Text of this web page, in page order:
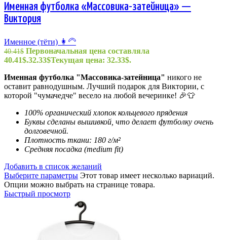
Именная футболка «Массовика-затейница» —
Виктория
Именное (тёти) 👩‍🦳
40.41$ Первоначальная цена составляла
40.41$.32.33$Текущая цена: 32.33$.
Именная футболка "Массовика-затейница" никого не
оставит равнодушным. Лучший подарок для Виктории, с
которой "чумачедче" весело на любой вечеринке! 🎉👕
100% органический хлопок кольцевого прядения
Буквы сделаны вышивкой, что делает футболку очень
долговечной.
Плотность ткани: 180 г/м²
Средняя посадка (medium fit)
Добавить в список желаний
Выберите параметры Этот товар имеет несколько вариаций.
Опции можно выбрать на странице товара.
Быстрый просмотр